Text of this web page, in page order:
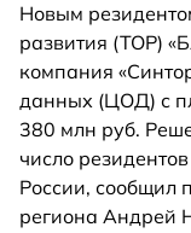
Новым
развития (ТОР)
компания
данных (ЦОД) с
380 млн руб.
число
России, сообщил
региона Андрей